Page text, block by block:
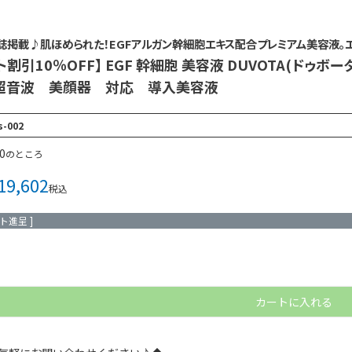
掲載♪肌ほめられた！EGFアルガン幹細胞エキス配合プレミアム美容液
割引10％OFF】 EGF 幹細胞 美容液 DUVOTA(ドゥボ
音波 美顔器 対応 導入美容液
002
のところ
税込
進呈 ]
カートに入れる